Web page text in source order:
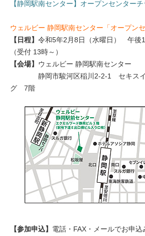
【静岡駅南センター】オープンセンターチ
ウェルビー 静岡駅南センター「オープン
【日程】 令和5年2月8日（水曜日） 午後
（受付 13時～）
【会場】 ウェルビー 静岡駅南センター
静岡市駿河区稲川2-2-1 セキスイ
グ 7階
【参加申込】 電話・FAX・メールでお申込